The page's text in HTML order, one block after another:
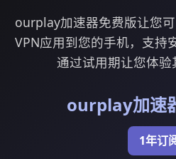
ourplay加速器免费版让您
VPN应用到您的手机，支持
通过试用期让您体验
ourplay加速
1年订